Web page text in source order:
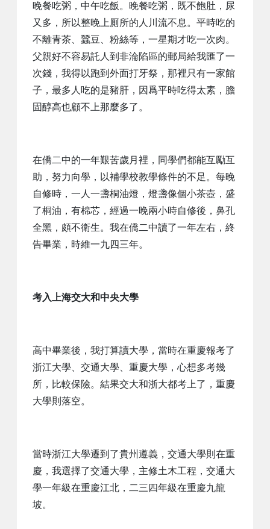
晚餐吃粥，中午吃飯。晚餐吃粥，既不飽肚，尿
又多，所以整晚上厠所的人川流不息。平時吃的
不離青茶、蠶豆、粉絲等，一星期才吃一次肉。
父親好不容易託人到非淪陷區的郵局給我匯了一
次錢，我得以跑到外面打牙祭，那裡只有一家館
子，最多人吃的是豬肝，因爲平時吃得太素，膽
固醇高也顧不上那麼多了。
在僑二中的一年艱苦歲月裡，同學們都能互勵互
助，努力向學，以補學校教學條件的不足。每晚
自修時，一人一盞桐油燈，燈盞像個小茶壺，盛
了桐油，有棉芯，經過一晚兩小時自修後，鼻孔
全黑，頗不衛生。我在僑二中讀了一年左右，終
告畢業，時維一九四三年。
考入上海交大和中央大學
高中畢業後，我打算讀大學，當時在重慶報考了
浙江大學、交通大學、重慶大學，心想多考幾
所，比較保險。結果交大和浙大都考上了，重慶
大學則落空。
當時浙江大學遷到了貴州遵義，交通大學則在重
慶，我選擇了交通大學，主修土木工程，交通大
學一年級在重慶江北，二三四年級在重慶九龍
坡。